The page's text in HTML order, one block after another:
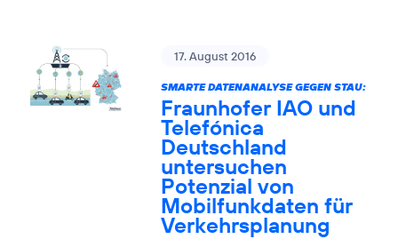
17. August 2016
SMARTE DATENANALYSE GEGEN STAU:
Fraunhofer IAO und
Telefónica
Deutschland
untersuchen
Potenzial von
Mobilfunkdaten für
Verkehrsplanung